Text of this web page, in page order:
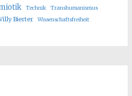
Technik
Transhumanismus
Bierter Wissenschaftsfreiheit